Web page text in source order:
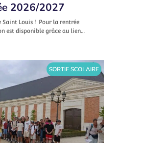
2026/2027
Saint Louis ! Pour la rentrée
est disponible grâce au lien…
SORTIE SCOLAIRE